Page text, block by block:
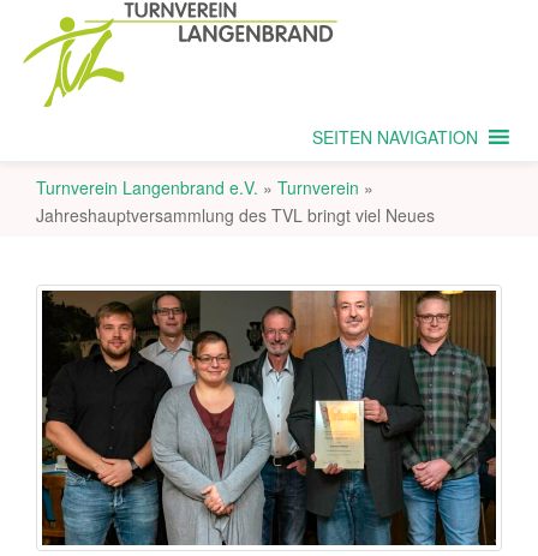
SEITEN NAVIGATION
Turnverein Langenbrand e.V. » Turnverein »
Jahreshauptversammlung des TVL bringt viel Neues